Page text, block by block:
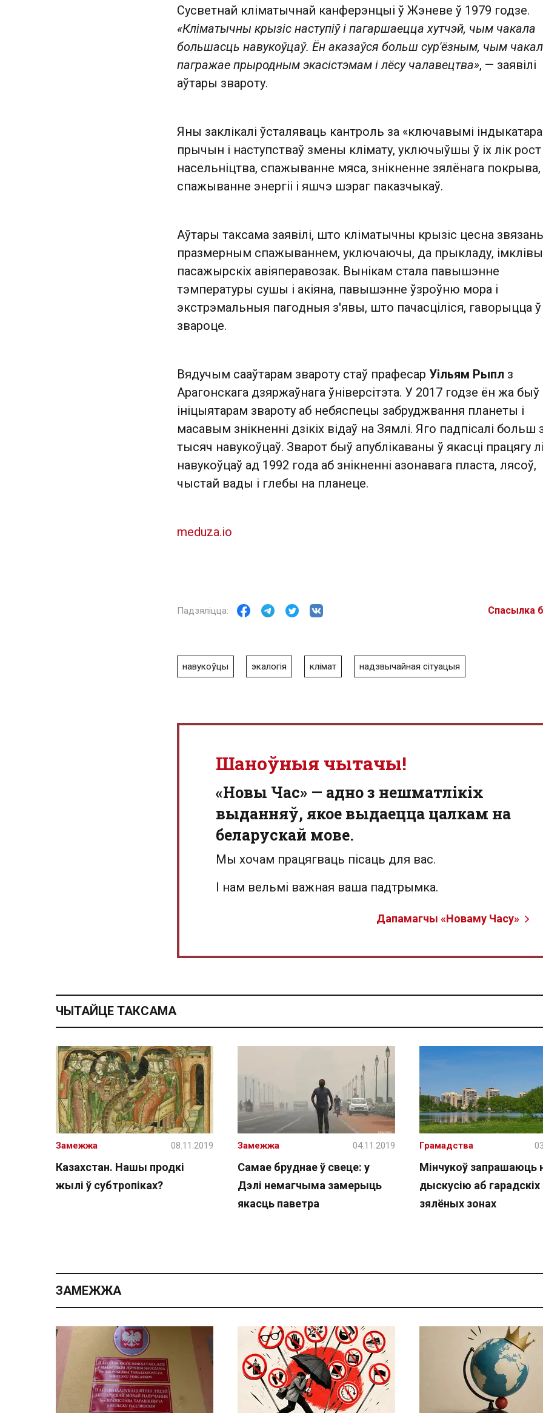
Сусветнай кліматычнай канферэнцыі ў Жэневе ў 1979 годзе.
«Кліматычны крызіс наступіў і пагаршаецца хутчэй, чым чакала
большасць навукоўцаў. Ён аказаўся больш сур'ёзным, чым
пагражае прыродным экасістэмам і лёсу чалавецтва», — заявілі
аўтары звароту.
Яны заклікалі ўсталяваць кантроль за «ключавымі
прычын і наступстваў змены клімату, уключыўшы ў іх лік рост
насельніцтва, спажыванне мяса, знікненне зялёнага покрыва,
спажыванне энергіі і яшчэ шэраг паказчыкаў.
Аўтары таксама заявілі, што кліматычны крызіс цесна
празмерным спажываннем, уключаючы, да прыкладу,
пасажырскіх авіяперавозак. Вынікам стала павышэнне
тэмпературы сушы і акіяна, павышэнне ўзроўню мора і
экстрэмальныя пагодныя з'явы, што пачасціліся, гаворыцца ў
звароце.
Вядучым сааўтарам звароту стаў прафесар Уільям Рыпл з
Арагонскага дзяржаўнага ўніверсітэта. У 2017 годзе ён жа быў
ініцыятарам звароту аб небяспецы забруджвання планеты і
масавым знікненні дзікіх відаў на Зямлі. Яго падпісалі больш
тысяч навукоўцаў. Зварот быў апублікаваны ў якасці працягу
навукоўцаў ад 1992 года аб знікненні азонавага пласта, лясоў,
чыстай вады і глебы на планеце.
meduza.io
Спасылка
навукоўцы экалогія клімат надзвычайная сітуацыя
Шаноўныя чытачы!
«Новы Час» — адно з нешматлікіх
выданняў, якое выдаецца цалкам на
беларускай мове.
Мы хочам працягваць пісаць для вас.
І нам вельмі важная ваша падтрымка.
Дапамагчы «Новаму Часу»
ЧЫТАЙЦЕ ТАКСАМА
Казахстан. Нашы продкі
жылі ў субтропіках?
Замежжа 08.11.2019
Самае бруднае ў свеце: у
Дэлі немагчыма замерыць
якасць паветра
Замежжа 04.11.2019
Мінчукоў запрашаюць
дыскусію аб гарадскіх
зялёных зонах
Грамадства
ЗАМЕЖЖА